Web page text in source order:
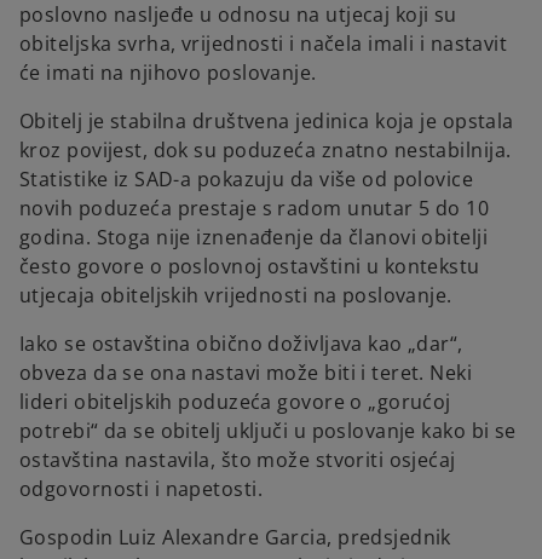
poslovno nasljeđe u odnosu na utjecaj koji su
obiteljska svrha, vrijednosti i načela imali i nastavit
će imati na njihovo poslovanje.
Obitelj je stabilna društvena jedinica koja je opstala
kroz povijest, dok su poduzeća znatno nestabilnija.
Statistike iz SAD-a pokazuju da više od polovice
novih poduzeća prestaje s radom unutar 5 do 10
godina. Stoga nije iznenađenje da članovi obitelji
često govore o poslovnoj ostavštini u kontekstu
utjecaja obiteljskih vrijednosti na poslovanje.
Iako se ostavština obično doživljava kao „dar“,
obveza da se ona nastavi može biti i teret. Neki
lideri obiteljskih poduzeća govore o „gorućoj
potrebi“ da se obitelj uključi u poslovanje kako bi se
ostavština nastavila, što može stvoriti osjećaj
odgovornosti i napetosti.
Gospodin Luiz Alexandre Garcia, predsjednik